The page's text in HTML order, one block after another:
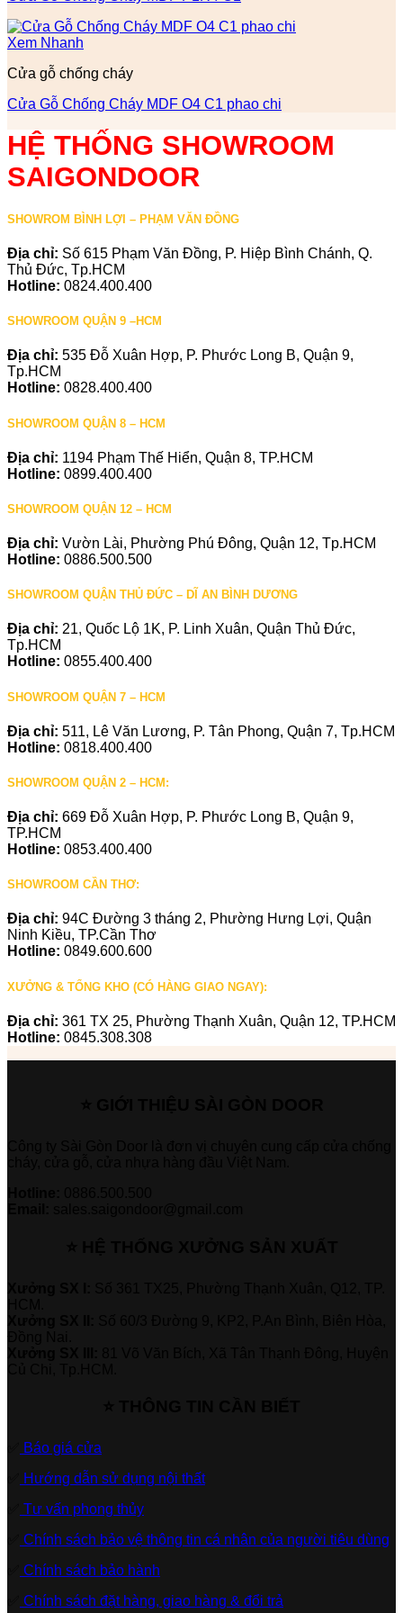
Xem Nhanh
Cửa gỗ chống cháy
Cửa Gỗ Chống Cháy MDF O4 C1 phao chi
HỆ THỐNG SHOWROOM
SAIGONDOOR
SHOWROM BÌNH LỢI – PHẠM VĂN ĐỒNG
Địa chỉ: Số 615 Phạm Văn Đồng, P. Hiệp Bình Chánh, Q.
Thủ Đức, Tp.HCM
Hotline: 0824.400.400
SHOWROOM QUẬN 9 –HCM
Địa chỉ: 535 Đỗ Xuân Hợp, P. Phước Long B, Quận 9,
Tp.HCM
Hotline: 0828.400.400
SHOWROOM QUẬN 8 – HCM
Địa chỉ: 1194 Phạm Thế Hiển, Quận 8, TP.HCM
Hotline: 0899.400.400
SHOWROOM QUẬN 12 – HCM
Địa chỉ: Vườn Lài, Phường Phú Đông, Quận 12, Tp.HCM
Hotline: 0886.500.500
SHOWROOM QUẬN THỦ ĐỨC – DĨ AN BÌNH DƯƠNG
Địa chỉ: 21, Quốc Lộ 1K, P. Linh Xuân, Quận Thủ Đức,
Tp.HCM
Hotline: 0855.400.400
SHOWROOM QUẬN 7 – HCM
Địa chỉ: 511, Lê Văn Lương, P. Tân Phong, Quận 7, Tp.HCM
Hotline: 0818.400.400
SHOWROOM QUẬN 2 – HCM:
Địa chỉ: 669 Đỗ Xuân Hợp, P. Phước Long B, Quận 9,
TP.HCM
Hotline: 0853.400.400
SHOWROOM CẦN THƠ:
Địa chỉ: 94C Đường 3 tháng 2, Phường Hưng Lợi, Quận
Ninh Kiều, TP.Cần Thơ
Hotline: 0849.600.600
XƯỞNG & TỔNG KHO (CÓ HÀNG GIAO NGAY):
Địa chỉ: 361 TX 25, Phường Thạnh Xuân, Quận 12, TP.HCM
Hotline: 0845.308.308
Báo giá cửa
Hướng dẫn sử dụng nội thất
Tư vấn phong thủy
Chính sách bảo vệ thông tin cá nhân của người tiêu dùng
Chính sách bảo hành
Chính sách đặt hàng, giao hàng & đổi trả